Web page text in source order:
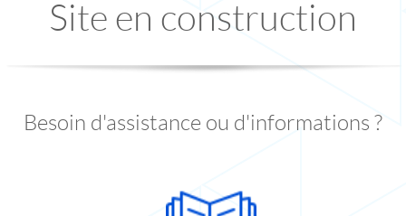
Site en construction
Besoin d'assistance ou d'informations ?